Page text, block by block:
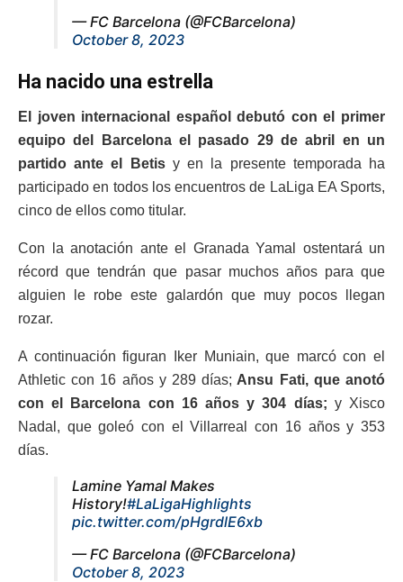
— FC Barcelona (@FCBarcelona)
October 8, 2023
Ha nacido una estrella
El joven internacional español debutó con el primer
equipo del Barcelona el pasado 29 de abril en un
partido ante el Betisy en la presente temporada ha
participado en todos los encuentros de LaLiga EA Sports,
cinco de ellos como titular.
Con la anotación ante el Granada Yamal ostentará un
récord que tendrán que pasar muchos años para que
alguien le robe este galardón que muy pocos llegan
rozar.
A continuación figuran Iker Muniain, que marcó con el
Athletic con 16 años y 289 días; Ansu Fati, que anotó
con el Barcelona con 16 años y 304 días; y Xisco
Nadal, que goleó con el Villarreal con 16 años y 353
días.
Lamine Yamal Makes
History!#LaLigaHighlights
pic.twitter.com/pHgrdlE6xb
— FC Barcelona (@FCBarcelona)
October 8, 2023